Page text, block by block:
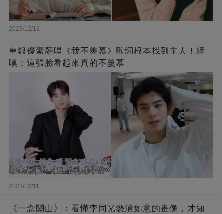
2023/12/12
車銀優素顏唱《我不羨慕》歌詞根本找到主人！網
嘆：這張臉看起來真的不羨慕
2023/12/11
《一念關山》：看懂李同光褻瀆如意的畫像，才知